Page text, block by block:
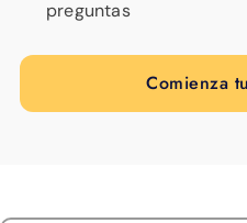
preguntas
Comienza